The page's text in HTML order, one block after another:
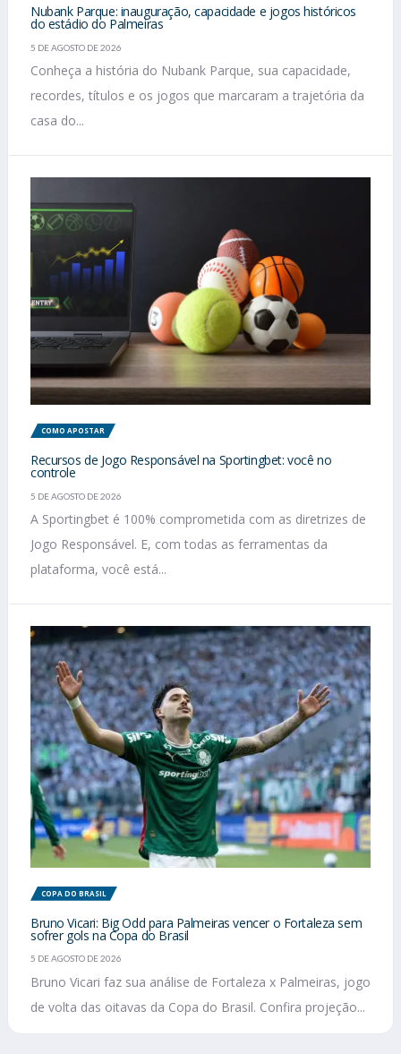
Nubank Parque: inauguração, capacidade e jogos históricos
do estádio do Palmeiras
5 DE AGOSTO DE 2026
Conheça a história do Nubank Parque, sua capacidade,
recordes, títulos e os jogos que marcaram a trajetória da
casa do...
COMO APOSTAR
Recursos de Jogo Responsável na Sportingbet: você no
controle
5 DE AGOSTO DE 2026
A Sportingbet é 100% comprometida com as diretrizes de
Jogo Responsável. E, com todas as ferramentas da
plataforma, você está...
COPA DO BRASIL
Bruno Vicari: Big Odd para Palmeiras vencer o Fortaleza sem
sofrer gols na Copa do Brasil
5 DE AGOSTO DE 2026
Bruno Vicari faz sua análise de Fortaleza x Palmeiras, jogo
de volta das oitavas da Copa do Brasil. Confira projeção...